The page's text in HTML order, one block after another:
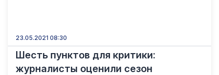
23.05.2021 08:30
Шесть пунктов для критики:
журналисты оценили сезон